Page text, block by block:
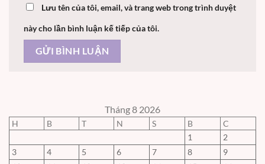
Lưu tên của tôi, email, và trang web trong trình duyệt
này cho lần bình luận kế tiếp của tôi.
Tháng 8 2026
H B T N S B
C
1
2
3
4 5 6 7 8
9